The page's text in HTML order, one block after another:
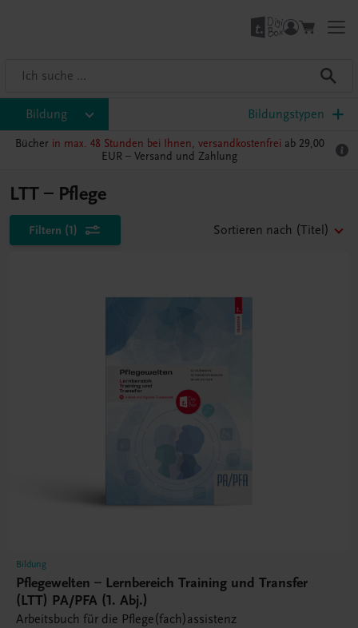
Bildung Bildungstypen
Bücher in max. 48 Stunden bei Ihnen, versandkostenfrei ab 29,00
EUR – Versand und Zahlung
LTT – Pflege
Filtern (1) Sortieren nach (Titel)
Bildung
Pflegewelten – Lernbereich Training und Transfer
(LTT) PA/PFA (1. Abj.)
Arbeitsbuch für die Pflege(fach)assistenz